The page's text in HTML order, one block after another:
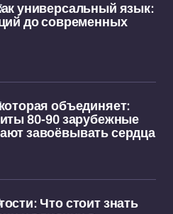
универсальный язык:
до современных
объединяет:
80-90 зарубежные
завоёвывать сердца
Что стоит знать